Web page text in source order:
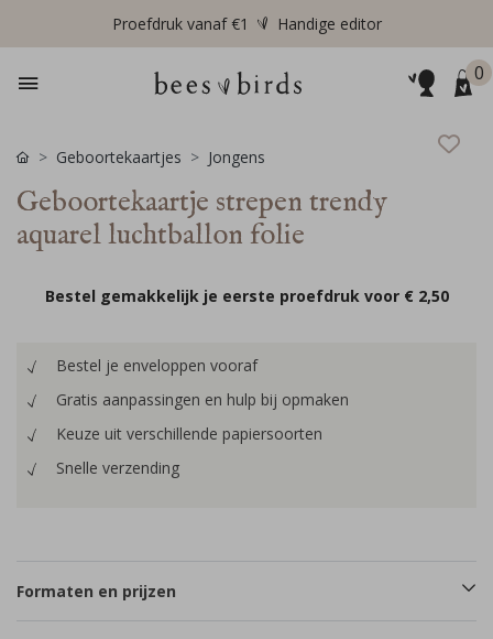
Proefdruk vanaf €1 Handige editor
0
Geboortekaartjes Jongens
Geboortekaartje strepen trendy
aquarel luchtballon folie
Bestel gemakkelijk je eerste proefdruk voor € 2,50
Bestel je enveloppen vooraf
Gratis aanpassingen en hulp bij opmaken
Keuze uit verschillende papiersoorten
Snelle verzending
Formaten en prijzen